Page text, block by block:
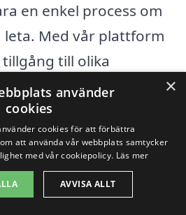
en enkel process om
leta. Med vår plattform
till olika
som är
fasadmålning. Oavsett
om din villa eller
har vi
hjälpa dig.
×
använder
cookies
cookies för att förbättra
att använda vår webbplats samtycker
med vår cookiepolicy. Läs mer
AVVISA ALLT